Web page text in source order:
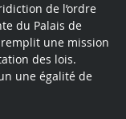
de l’ordre
du Palais de
une mission
des lois.
une égalité de